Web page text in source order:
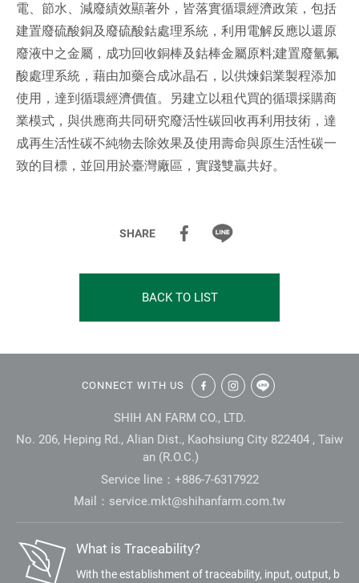
F
最
高
分
品
牧
電、節水、減廢績效顯著外，皆落實循環經濟政策，包括
建置廢硫酸銅及廢硫酸鈷處理系統，利用電解反應以還原
廢液中之金屬，成功回收銅棒及鈷棒金屬原料;建置廢氫氟
酸處理系統，藉由加藥合成冰晶石，以供煉鋁業製程添加
使用，達到循環經濟價值。另建立以租代買的循環採購商
業模式，與供應商共同研究廢活性碳回收再利用技術，達
成再生活性碳不純物去除效果及使用壽命與原生活性碳一
致的目標，並回用於臺灣廠區，實踐雙贏共好。
SHARE
BACK TO LIST
CONNECT WITH US
SHIH AN FARM CO., LTD.
No. 206, Heping Rd., Alian Dist., Kaohsiung City 822404 , Taiw
an (R.O.C.)
Service line：+886-7-6317922
Mail： service.mkt@shihanfarm.com.tw
What is Traceability?
With the establishment of traceability, input, output, b